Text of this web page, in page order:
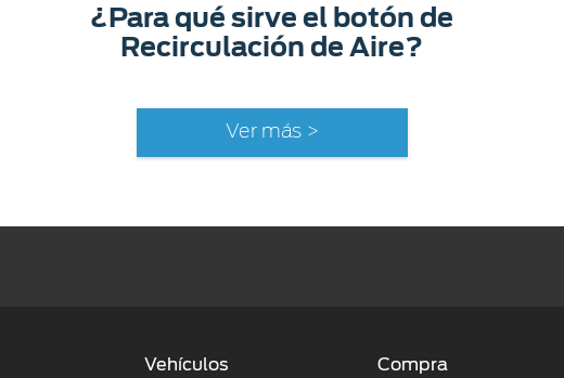
¿Para qué sirve el botón de
Recirculación de Aire?
Ver más >
Vehículos Compra